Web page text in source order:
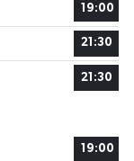
19:00
21:30
21:30
19:00